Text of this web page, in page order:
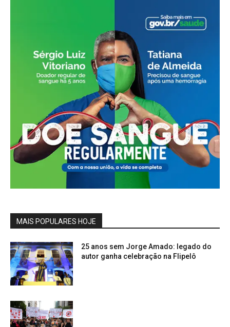
MAIS POPULARES HOJE
25 anos sem Jorge Amado: legado do
autor ganha celebração na Flipelô